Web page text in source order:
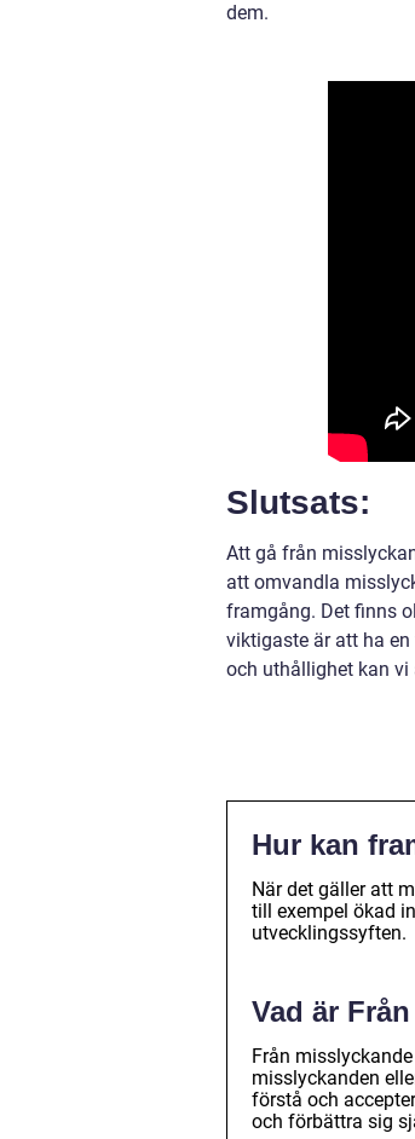
dem.
Slutsats:
Att gå från
att omvandla
framgång. Det finns
viktigaste är att ha
och uthållighet kan
Hur kan
När det gäller att
till exempel ökad
utvecklingssyften.
Vad är
Från
misslyckanden
förstå och
och förbättra sig